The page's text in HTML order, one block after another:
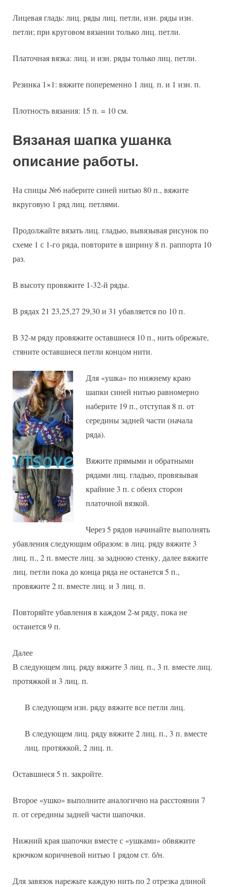
Лицевая гладь: лиц. ряды лиц. петли, изн. ряды изн.
петли; при круговом вязании только лиц. петли.
Платочная вязка: лиц. и изн. ряды только лиц. петли.
Резинка 1×1: вяжите попеременно 1 лиц. п. и 1 изн. п.
Плотность вязания: 15 п. = 10 см.
Вязаная шапка ушанка
описание работы.
На спицы №6 наберите синей нитью 80 п., вяжите
вкруговую 1 ряд лиц. петлями.
Продолжайте вязать лиц. гладью, вывязывая рисунок по
схеме 1 с 1-го ряда, повторите в ширину 8 п. раппорта 10
раз.
В высоту провяжите 1-32-й ряды.
В рядах 21 23,25,27 29,30 и 31 убавляется по 10 п.
В 32-м ряду провяжите оставшиеся 10 п., нить обрежьте,
стяните оставшиеся петли концом нити.
Для «ушка» по нижнему краю
шапки синей нитью равномерно
наберите 19 п., отступая 8 п. от
середины задней части (начала
ряда).
Вяжите прямыми и обратными
рядами лиц. гладью, провязывая
крайние 3 п. с обеих сторон
платочной вязкой.
Через 5 рядов начинайте выполнять
убавления следующим образом: в лиц. ряду вяжите 3
лиц. п., 2 п. вместе лиц. за заднюю стенку, далее вяжите
лиц. петли пока до конца ряда не останется 5 п.,
провяжите 2 п. вместе лиц. и 3 лиц. п.
Повторяйте убавления в каждом 2-м ряду, пока не
останется 9 п.
Далее
В следующем лиц. ряду вяжите 3 лиц. п., 3 п. вместе лиц.
протяжкой и 3 лиц. п.
В следующем изн. ряду вяжите все петли лиц.
В следующем лиц. ряду вяжите 2 лиц. п., 3 п. вместе
лиц. протяжкой, 2 лиц. п.
Оставшиеся 5 п. закройте.
Второе «ушко» выполните аналогично на расстоянии 7
п. от середины задней части шапочки.
Нижний края шапочки вместе с «ушками» обвяжите
крючком коричневой нитью 1 рядом ст. б/н.
Для завязок нарежьте каждую нить по 2 отрезка длиной